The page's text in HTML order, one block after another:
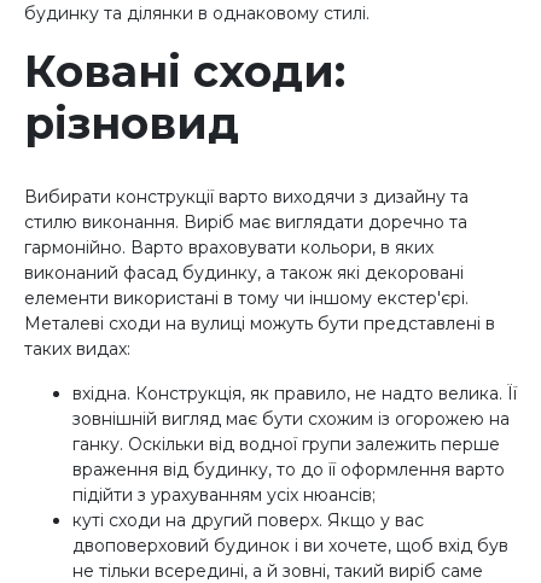
будинку та ділянки в однаковому стилі.
Ковані сходи:
різновид
Вибирати конструкції варто виходячи з дизайну та
стилю виконання. Виріб має виглядати доречно та
гармонійно. Варто враховувати кольори, в яких
виконаний фасад будинку, а також які декоровані
елементи використані в тому чи іншому екстер'єрі.
Металеві сходи на вулиці можуть бути представлені в
таких видах:
вхідна. Конструкція, як правило, не надто велика. Її
зовнішній вигляд має бути схожим із огорожею на
ганку. Оскільки від водної групи залежить перше
враження від будинку, то до її оформлення варто
підійти з урахуванням усіх нюансів;
куті сходи на другий поверх. Якщо у вас
двоповерховий будинок і ви хочете, щоб вхід був
не тільки всередині, а й зовні, такий виріб саме